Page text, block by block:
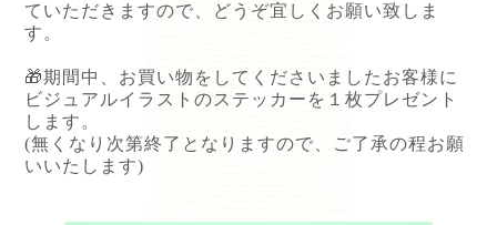
ていただきますので、どうぞ宜しくお願い致しま
す。
🎁期間中、お買い物をしてくださいましたお客様に
ビジュアルイラストのステッカーを１枚プレゼント
します。
(無くなり次第終了となりますので、ご了承の程お願
いいたします)